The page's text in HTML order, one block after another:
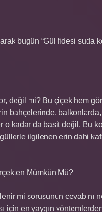
bugün “Gül fidesi suda
değil mi? Bu çiçek hem
bahçelerinde,
kadar da basit değil. Bu
ilgilenenlerin dahi
Mümkün Mü?
mi sorusunun cevabını
için en yaygın